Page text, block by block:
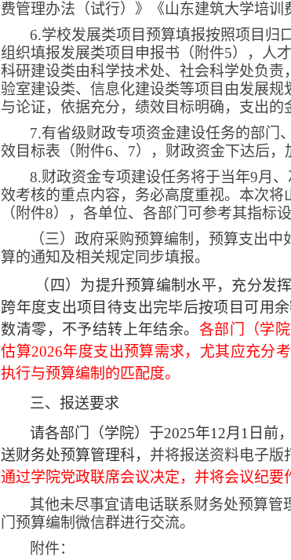
费管理办法（试行）》《山东建筑大学培训
6.学校发展类项目预算填报按照项目归
组织填报发展类项目申报书（ 附件5）
，人
科研建设类由科学技术处、社会科学处负
验室建设类、信息化建设类等项目由发展
与论证，依据充分，绩效目标明确，支出的
7.有省级财政专项资金建设任务的部门
效目标表（附件6、 7）
，财政资金下达后，
8.财政资金专项建设任务将于当年9月
效考核的重点内容，务必高度重视。本次
（附件8），各单位、各部门可参考其指标
（三）政府采购预算编制，预算支出
算的通知及相关规定同步填报。
（四）为提升预算编制水平，充分发
跨年度支出项目待支出完毕后按项目可用
数清零，不予结转上年结余。 各部门（学
估算2026年度支出预算需求，尤其应充分
执行与预算编制的匹配度。
三、报送要求
请各部门（学院）于2025年12月 1 日前
送财务处预算管理科， 并将报送资料电子版
通过学院党政联席会议决定，并将会议纪要
其他未尽事宜请电话联系财务处预算
门预算编制微信群进行交流。
附件：